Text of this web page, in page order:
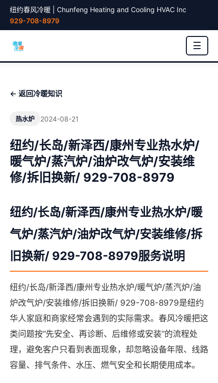
纽约春风冷暖 | Chunfeng Heating and Cooling HVAC Inc
929-708-8979
☰
← 返回冷暖知识
热水炉 2024-08-21
纽约/长岛/新泽西/康州专业热水炉/
暖气炉/蒸汽炉/油炉改气炉/安装维
修/拆旧换新/ 929-708-8979
纽约/长岛/新泽西/康州专业热水炉/暖
气炉/蒸汽炉/油炉改气炉/安装维修/拆
旧换新/ 929-708-8979服务说明
纽约/长岛/新泽西/康州专业热水炉/暖气炉/蒸汽炉/油
炉改气炉/安装维修/拆旧换新/ 929-708-8979是纽约
华人家庭和商家经常会遇到的实际需求。春风冷暖把这
类问题按“先安全、再诊断、后维修或安装”的流程处
理，避免客户只看到表面现象，却忽略设备年限、线路
容量、排气条件、水压、燃气安全和长期使用成本。